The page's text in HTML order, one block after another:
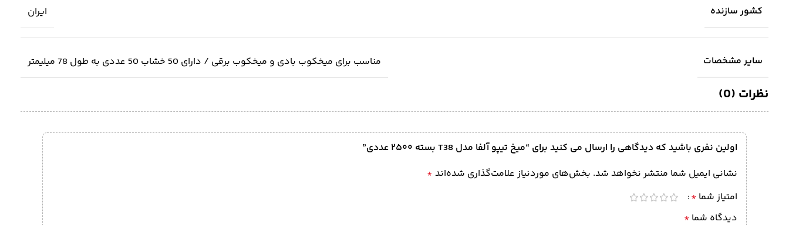
کشور سازنده ایران
سایر مشخصات مناسب برای میخکوب‌ بادی و میخکوب برقی / دارای 50 خشاب 50 عددی به طول 78 میلیمتر
نظرات (0)
اولین نفری باشید که دیدگاهی را ارسال می کنید برای “میخ تیپو آلفا مدل T38 بسته ۲۵۰۰ عددی”
نشانی ایمیل شما منتشر نخواهد شد. بخش‌های موردنیاز علامت‌گذاری شده‌اند *
امتیاز شما *
دیدگاه شما *